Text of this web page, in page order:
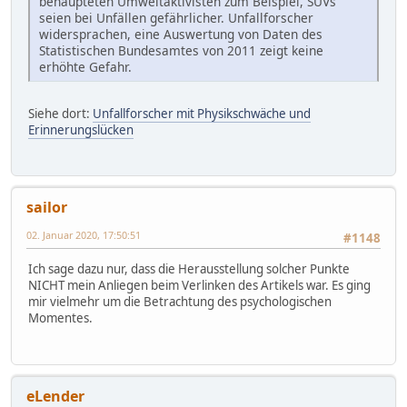
seien bei Unfällen gefährlicher. Unfallforscher
widersprachen, eine Auswertung von Daten des
Statistischen Bundesamtes von 2011 zeigt keine
erhöhte Gefahr.
Siehe dort: Unfallforscher mit Physikschwäche und
Erinnerungslücken
sailor
#1148
02. Januar 2020, 17:50:51
Ich sage dazu nur, dass die Herausstellung solcher Punkte
NICHT mein Anliegen beim Verlinken des Artikels war. Es ging
mir vielmehr um die Betrachtung des psychologischen
Momentes.
eLender